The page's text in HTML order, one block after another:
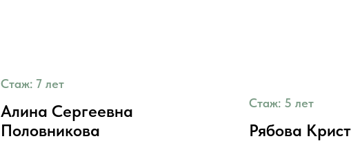
Стаж: 7 лет
Алина Сергеевна
Половникова
Стаж: 5 лет
Рябова